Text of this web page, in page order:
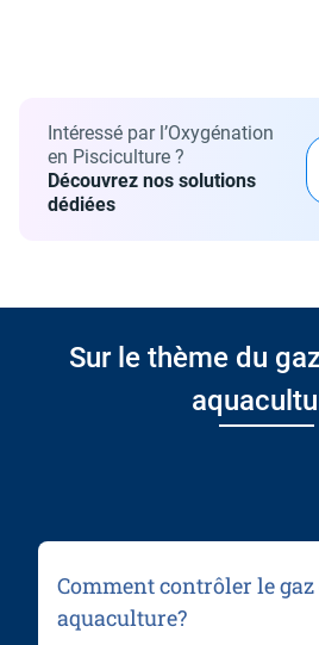
Intéressé par l’Oxygénation
en Pisciculture ?
Découvrez nos solutions
dédiées
Sur le thème du
Comment contrôler le
aquaculture?